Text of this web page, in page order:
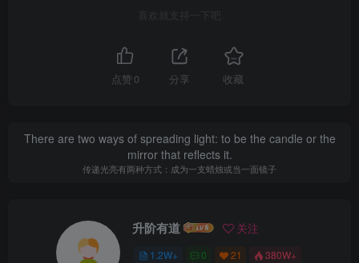
喜欢就支持一下吧
点赞 0 分享 收藏
There are two ways of spreading light: to be the candle or the
mirror that reflects it.
传递光亮有两种方式：成为一支蜡烛或当一面镜子
升阶有道 关注
1.2W+ 0 21 380W+